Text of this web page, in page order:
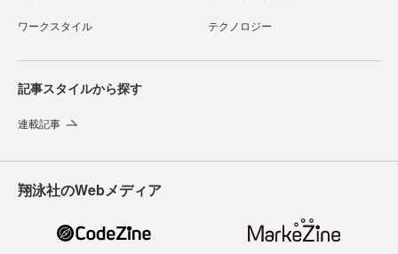
ワークスタイル テクノロジー
記事スタイルから探す
連載記事
翔泳社のWebメディア